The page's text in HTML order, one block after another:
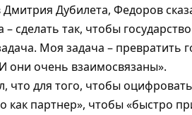
Дубилета, Федоров
– сделать так, чтобы
Моя задача – превратить
они очень взаимосвязаны».
что для того, чтобы
как партнер», чтобы «быстро